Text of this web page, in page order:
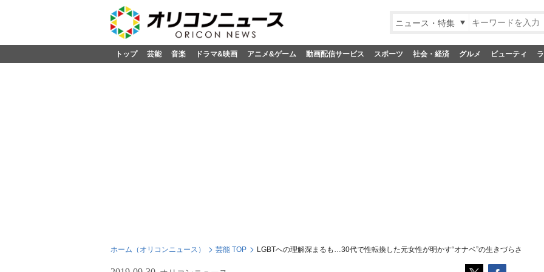
ニュース・特集
トップ 芸能 音楽 ドラマ&映画 アニメ&ゲーム 動画配信サービス スポーツ 社会・経済 グルメ ビューティ
ホーム（オリコンニュース） 芸能 TOP LGBTへの理解深まるも…30代で性転換した元女性が明かす“オナベ”の生きづらさ